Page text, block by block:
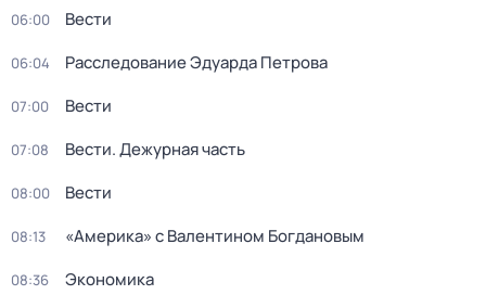
06:00 Вести
06:04 Расследование Эдуарда Петрова
07:00 Вести
07:08 Вести. Дежурная часть
08:00 Вести
08:13 «Америка» с Валентином Богдановым
08:36 Экономика